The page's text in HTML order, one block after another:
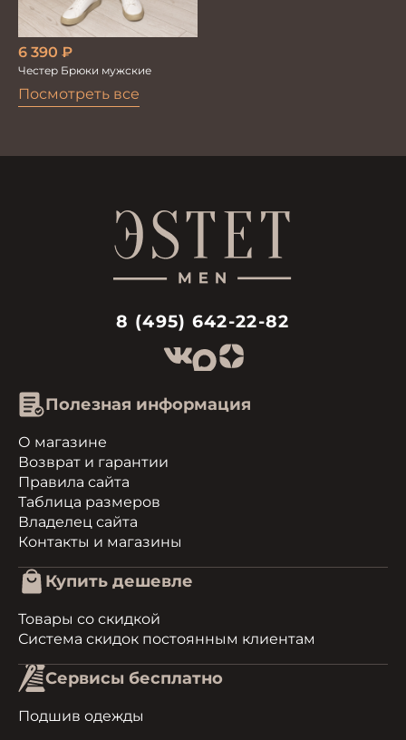
Посмотреть все
6 390 ₽
Честер Брюки мужские
8 (495) 642-22-82
Полезная информация
О магазине
Возврат и гарантии
Правила сайта
Таблица размеров
Владелец сайта
Контакты и магазины
Купить дешевле
Товары со скидкой
Система скидок постоянным клиентам
Сервисы бесплатно
Подшив одежды